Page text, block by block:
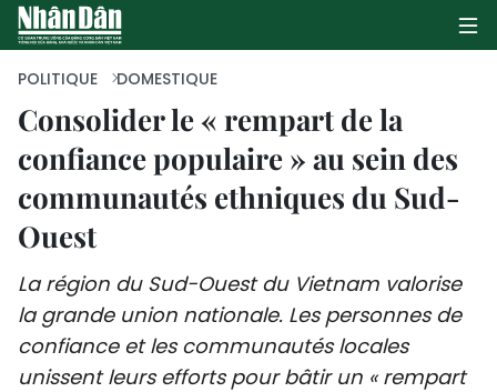
PAGE D'ACCUEIL
POLITIQUE
SOCIÉTÉ
CULTURE
POLITIQUE DOMESTIQUE
Consolider le « rempart de la
confiance populaire » au sein des
communautés ethniques du Sud-
Ouest
La région du Sud-Ouest du Vietnam valorise
la grande union nationale. Les personnes de
confiance et les communautés locales
unissent leurs efforts pour bâtir un « rempart